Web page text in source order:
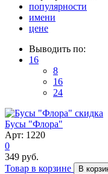
популярности
имени
цене
Выводить по:
16
8
16
24
скидка
Бусы "Флора"
Арт: 1220
0
349 руб.
Товар в корзине
В